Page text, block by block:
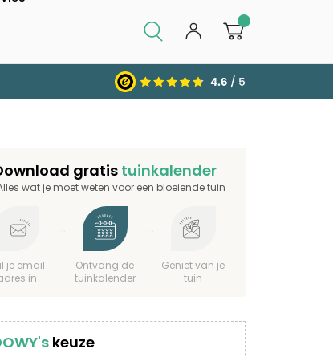
0
gratistuinkalender
wat je moet weten voor een bloeiende tuin
je email
in
Ontvang de
tuinkalender
Geniet van je
tuin
keuze